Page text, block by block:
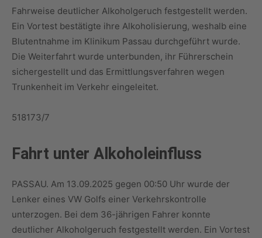
Fahrweise deutlicher Alkoholgeruch festgestellt werden.
Ein Vortest bestätigte ihre Alkoholisierung, weshalb eine
Blutentnahme im Klinikum Passau durchgeführt wurde.
Die Weiterfahrt wurde unterbunden, ihr Führerschein
sichergestellt und das Ermittlungsverfahren wegen
Trunkenheit im Verkehr eingeleitet.
518173/7
Fahrt unter Alkoholeinfluss
PASSAU. Am 13.09.2025 gegen 00:50 Uhr wurde der
Lenker eines VW Golfs einer Verkehrskontrolle
unterzogen. Bei dem 36-jährigen Fahrer konnte
deutlicher Alkoholgeruch festgestellt werden. Ein Vortest